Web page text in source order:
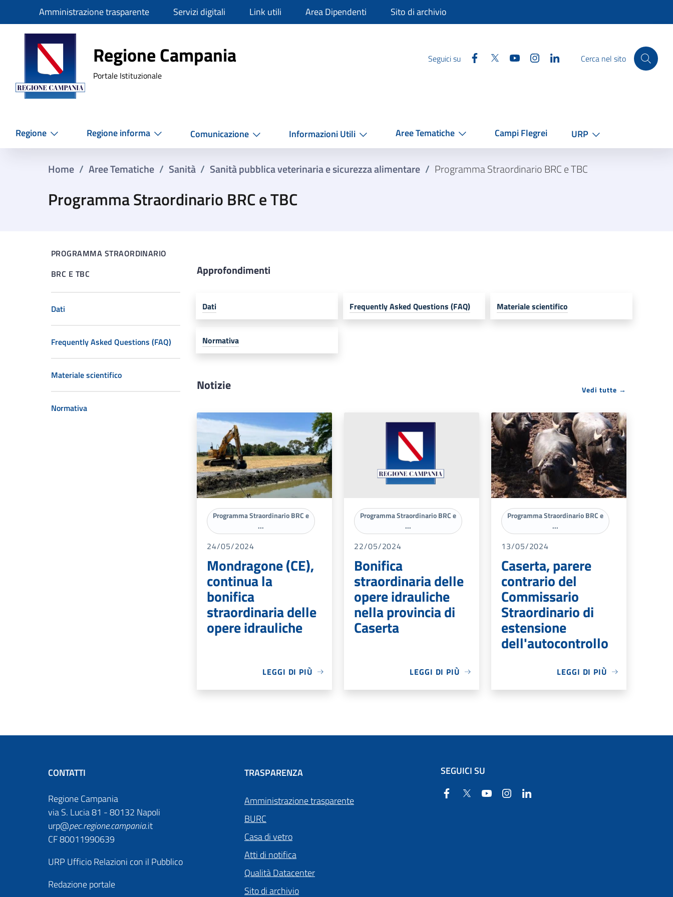
SlimAmministrazione trasparente Servizi digitali Link utili Area Dipendenti Sito di archivio
Regione Campania
Regione Campania
Portale Istituzionale
Seguici su Facebook
Twitter YouTube InstagramLinkedinCerca nel sito
Regione Regione informa Comunicazione Informazioni Utili Aree Tematiche Campi Flegrei URP
Home / Aree Tematiche / Sanità / Sanità pubblica veterinaria e sicurezza alimentare / Programma Straordinario BRC e TBC
Programma Straordinario BRC e TBC
PROGRAMMA STRAORDINARIO
BRC E TBC
Dati
Frequently Asked Questions (FAQ)
Materiale scientifico
Normativa
Approfondimenti
Dati Frequently Asked Questions (FAQ) Materiale scientifico
Normativa
Notizie Vedi tutte →
Programma Straordinario BRC e
...
24/05/2024
Mondragone (CE),
continua la
bonifica
straordinaria delle
opere idrauliche
LEGGI DI PIÙ
Programma Straordinario BRC e
...
22/05/2024
Bonifica
straordinaria delle
opere idrauliche
nella provincia di
Caserta
LEGGI DI PIÙ
Programma Straordinario BRC e
...
13/05/2024
Caserta, parere
contrario del
Commissario
Straordinario di
estensione
dell'autocontrollo
LEGGI DI PIÙ
CONTATTI
Regione Campania
via S. Lucia 81 - 80132 Napoli
urp@pec.regione.campania.it
CF 80011990639
URP Ufficio Relazioni con il Pubblico
Redazione portale
TRASPARENZA
Amministrazione trasparente
BURC
Casa di vetro
Atti di notifica
Qualità Datacenter
Sito di archivio
SEGUICI SU
Facebook
Twitter YouTube Instagram